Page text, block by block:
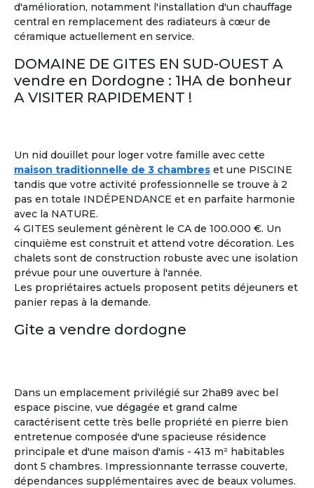
d'amélioration, notamment l'installation d'un chauffage
central en remplacement des radiateurs à cœur de
céramique actuellement en service.
DOMAINE DE GITES EN SUD-OUEST A
vendre en Dordogne : 1HA de bonheur
A VISITER RAPIDEMENT !
Un nid douillet pour loger votre famille avec cette
maison traditionnelle de 3 chambres et une PISCINE
tandis que votre activité professionnelle se trouve à 2
pas en totale INDÉPENDANCE et en parfaite harmonie
avec la NATURE.
4 GITES seulement génèrent le CA de 100.000 €. Un
cinquième est construit et attend votre décoration. Les
chalets sont de construction robuste avec une isolation
prévue pour une ouverture à l'année.
Les propriétaires actuels proposent petits déjeuners et
panier repas à la demande.
Gite a vendre dordogne
Dans un emplacement privilégié sur 2ha89 avec bel
espace piscine, vue dégagée et grand calme
caractérisent cette très belle propriété en pierre bien
entretenue composée d'une spacieuse résidence
principale et d'une maison d'amis - 413 m² habitables
dont 5 chambres. Impressionnante terrasse couverte,
dépendances supplémentaires avec de beaux volumes.
Maison Partagée
Marrakech, Maroc
A partir de1 750 €/mois
Voir les249annonces
mois seulement.
Colouer Intégrer Habitat Partagé
Toulon France ± 30kms
Bonjour femme 60 ans dynamique
joyeuse recherche colocation